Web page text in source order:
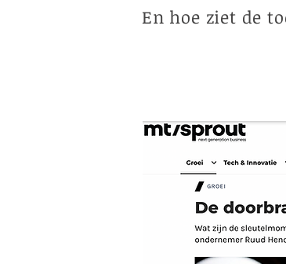
En hoe ziet de